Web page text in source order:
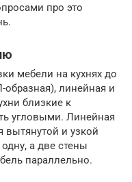
про это
мебели на кухнях до
образная), линейная и
близкие к
угловыми. Линейная
вытянутой и узкой
а две стены
параллельно.